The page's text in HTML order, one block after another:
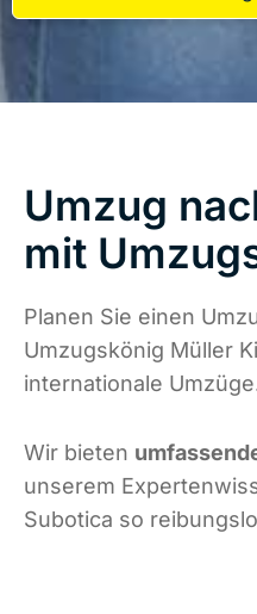
Umzug
mit
Planen Sie einen
Umzugskönig Müller
internationale
Wir bieten
unserem
Subotica so